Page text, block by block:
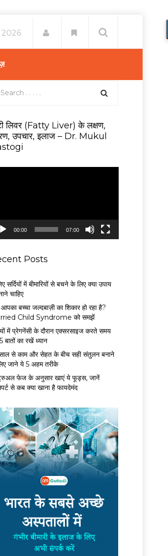
2026
लिवर (Fatty Liver) के लक्षण,
उपचार, इलाज – Dr. Mukul
00:00 07:00
Posts
सर्दियों में बीमारियों से बचने के लिए क्या उपाय
चाहिए
बच्चा जल्दबाज़ी का शिकार हो रहा है?
Child Syndrome को समझें
में प्रेगनेंसी के दौरान एक्सरसाइज करते समय
बातों का रखें ध्यान
से काम और सेहत के बीच सही संतुलन बनाने
जाने ये 5 अहम तरीके
फेज के अनुसार खाएं ये फूड्स, जानें
से कब क्या खाना है फायदेमंद